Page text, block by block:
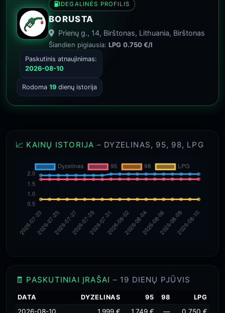
DEGALINĖS PROFILIS
BORUSTA
Prienų g., 14, Birštonas, Lithuania, Birštonas
Šiandien pigiausia: LPG 0.750 €/l
Paskutinis atnaujinimas:
2026-08-10
Rodoma 19 dienų istorija
📈 KAINŲ ISTORIJA – DYZELINAS, 95, 98, LPG
🧾 PASKUTINIAI ĮRAŠAI – 19 DIENŲ PJŪVIS
DATA DYZELINAS 95 98 LPG